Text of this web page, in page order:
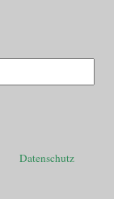
Datenschutz